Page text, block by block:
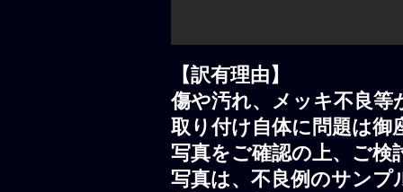
【訳有理由】
傷や汚れ、メッキ不良等
取り付け自体に問題は御
写真をご確認の上、ご検
写真は、不良例のサンプ